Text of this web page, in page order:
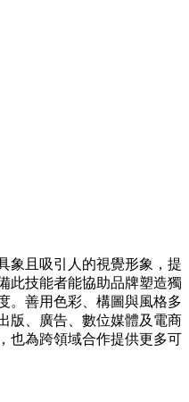
象且吸引人的視覺形象，提
此技能者能協助品牌塑造獨
。善用色彩、構圖與風格多
版、廣告、數位媒體及電商
也為跨領域合作提供更多可